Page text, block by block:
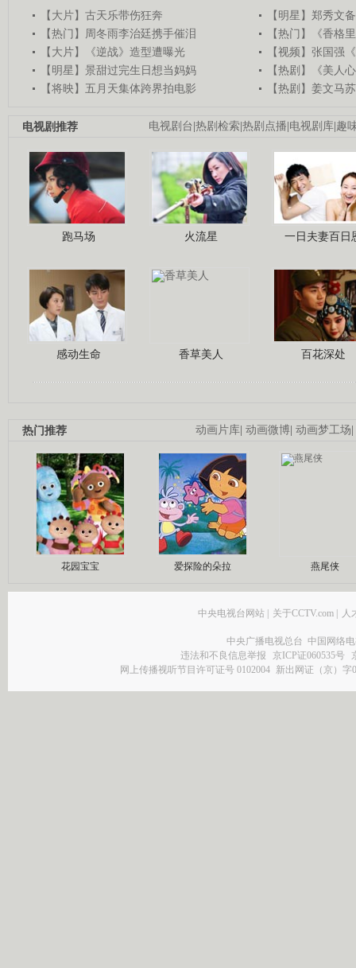
【大片】古天乐带伤狂奔
【明星】郑秀文
【热门】周冬雨李治廷携手催泪
【热门】《香格
【大片】《逆战》造型遭曝光
【视频】张国强
【明星】景甜过完生日想当妈妈
【热剧】《美人
【将映】五月天集体跨界拍电影
【热剧】姜文马
电视剧台|热剧检索|热剧点播|电视剧库|趣
电视剧推荐
跑马场 火流星 一日夫妻百日
感动生命 香草美人 百花深处
动画片库| 动画微博| 动画梦工场|
热门推荐
花园宝宝 爱探险的朵拉 燕尾侠
中央电视台网站 | 关于CCTV.com | 人
中央广播电视总台 中国网络
违法和不良信息举报
京ICP证060535号
网上传播视听节目许可证号 0102004 新出网证（京）